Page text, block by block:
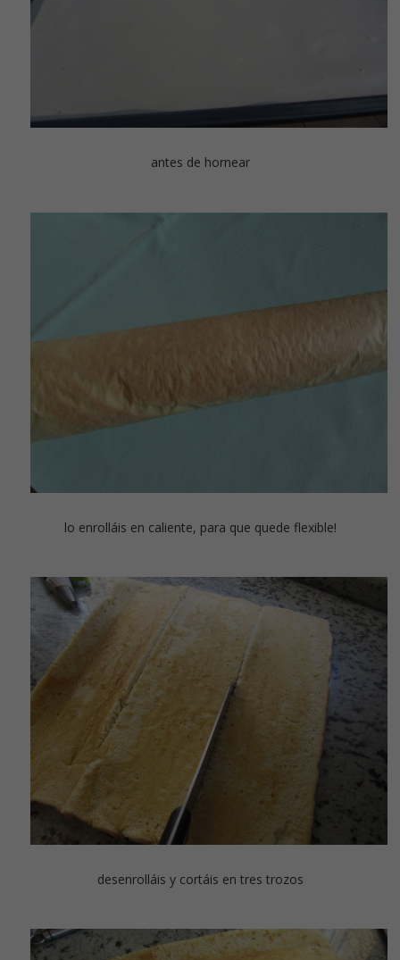
antes de hornear
lo enrolláis en caliente, para que quede flexible!
desenrolláis y cortáis en tres trozos